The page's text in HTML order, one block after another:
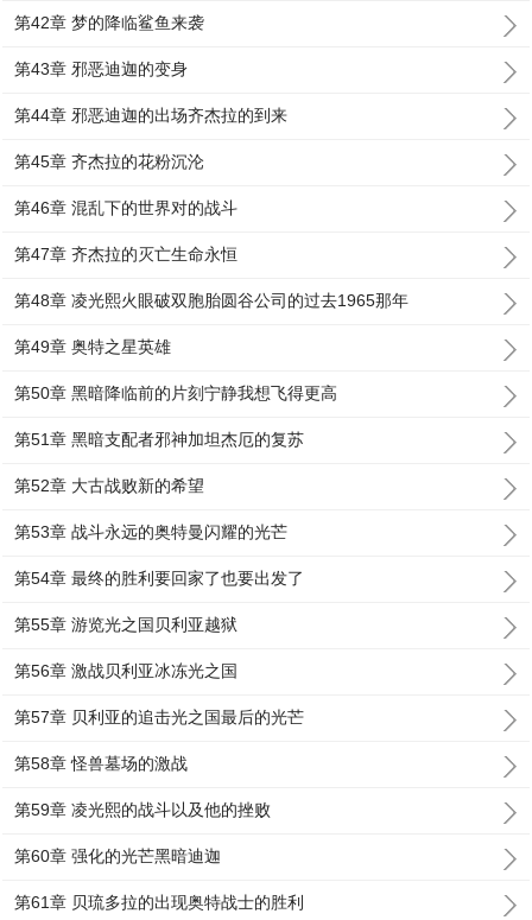
第42章 梦的降临鲨鱼来袭
第43章 邪恶迪迦的变身
第44章 邪恶迪迦的出场齐杰拉的到来
第45章 齐杰拉的花粉沉沦
第46章 混乱下的世界对的战斗
第47章 齐杰拉的灭亡生命永恒
第48章 凌光熙火眼破双胞胎圆谷公司的过去1965那年
第49章 奥特之星英雄
第50章 黑暗降临前的片刻宁静我想飞得更高
第51章 黑暗支配者邪神加坦杰厄的复苏
第52章 大古战败新的希望
第53章 战斗永远的奥特曼闪耀的光芒
第54章 最终的胜利要回家了也要出发了
第55章 游览光之国贝利亚越狱
第56章 激战贝利亚冰冻光之国
第57章 贝利亚的追击光之国最后的光芒
第58章 怪兽墓场的激战
第59章 凌光熙的战斗以及他的挫败
第60章 强化的光芒黑暗迪迦
第61章 贝琉多拉的出现奥特战士的胜利